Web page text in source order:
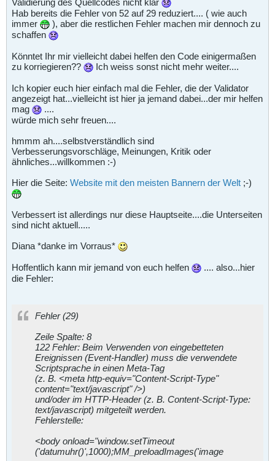
Hab bereits die Fehler von 52 auf 29 reduziert.... ( wie auch
immer
), aber die restlichen Fehler machen mir dennoch zu
schaffen
Könntet Ihr mir vielleicht dabei helfen den Code einigermaßen
zu korriegieren??
Ich weiss sonst nicht mehr weiter....
Ich kopier euch hier einfach mal die Fehler, die der Validator
angezeigt hat...vielleicht ist hier ja jemand dabei...der mir helfen
mag
....
würde mich sehr freuen....
hmmm ah....selbstverständlich sind
Verbesserungsvorschläge, Meinungen, Kritik oder
ähnliches...willkommen :-)
Hier die Seite: Website mit den meisten Bannern der Welt ;-)
Verbessert ist allerdings nur diese Hauptseite....die Unterseiten
sind nicht aktuell.....
Diana *danke im Vorraus*
Hoffentlich kann mir jemand von euch helfen
.... also...hier
die Fehler:
Fehler (29)
Zeile Spalte: 8
122 Fehler: Beim Verwenden von eingebetteten
Ereignissen (Event-Handler) muss die verwendete
Scriptsprache in einen Meta-Tag
(z. B. <meta http-equiv="Content-Script-Type"
content="text/javascript" />)
und/oder im HTTP-Header (z. B. Content-Script-Type:
text/javascript) mitgeteilt werden.
Fehlerstelle:
<body onload="window.setTimeout
('datumuhr()',1000);MM_preloadImages('image